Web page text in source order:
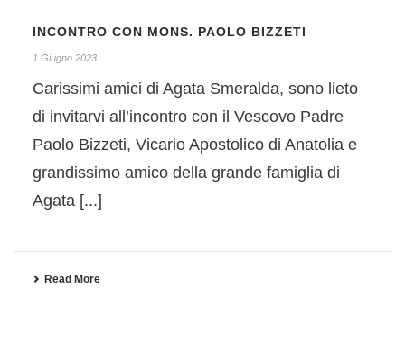
INCONTRO CON MONS. PAOLO BIZZETI
1 Giugno 2023
Carissimi amici di Agata Smeralda, sono lieto
di invitarvi all’incontro con il Vescovo Padre
Paolo Bizzeti, Vicario Apostolico di Anatolia e
grandissimo amico della grande famiglia di
Agata [...]
Read More